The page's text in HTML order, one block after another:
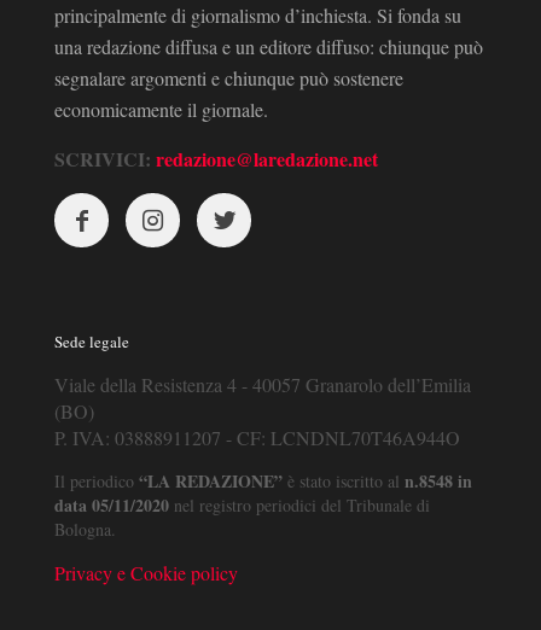
principalmente di giornalismo d’inchiesta. Si fonda su
una redazione diffusa e un editore diffuso: chiunque può
segnalare argomenti e chiunque può sostenere
economicamente il giornale.
SCRIVICI: redazione@laredazione.net
Sede legale
Viale della Resistenza 4 - 40057 Granarolo dell’Emilia
(BO)
P. IVA: 03888911207 - CF: LCNDNL70T46A944O
Il periodico “LA REDAZIONE” è stato iscritto al n.8548 in
data 05/11/2020 nel registro periodici del Tribunale di
Bologna.
Privacy e Cookie policy